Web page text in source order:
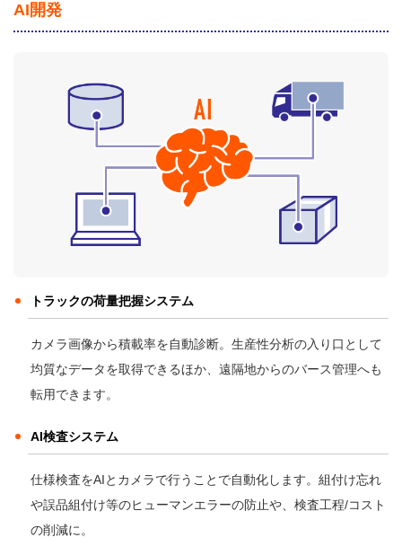
AI開発
トラックの荷量把握システム
カメラ画像から積載率を自動診断。生産性分析の入り口として
均質なデータを取得できるほか、遠隔地からのバース管理へも
転用できます。
AI検査システム
仕様検査をAIとカメラで行うことで自動化します。組付け忘れ
や誤品組付け等のヒューマンエラーの防止や、検査工程/コスト
の削減に。